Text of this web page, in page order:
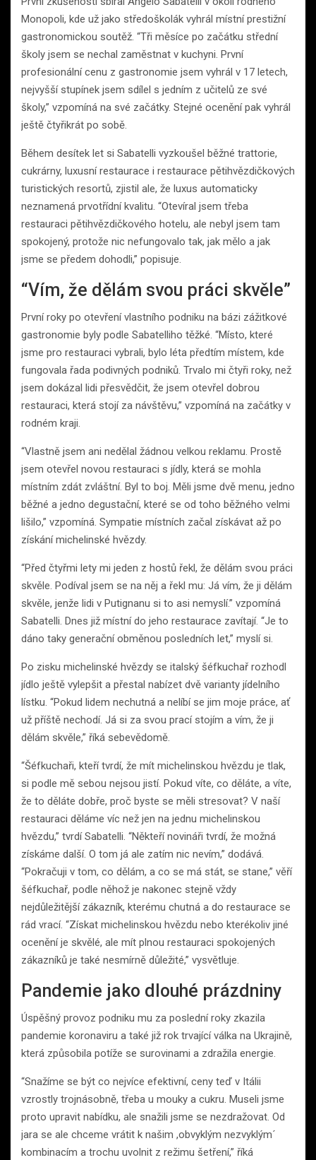
Monopoli, kde už jako středoškolák vyhrál místní prestižní
gastronomickou soutěž. “Tři měsíce po začátku střední
školy jsem se nechal zaměstnat v kuchyni. První
profesionální cenu z gastronomie jsem vyhrál v 17 letech,
nejvyšší stupínek jsem sdílel s jedním z učitelů ze své
školy,” vzpomíná na své začátky. Stejné ocenění pak vyhrál
ještě čtyřikrát po sobě.
Během desítek let si Sabatelli vyzkoušel běžné trattorie,
cukrárny, luxusní restaurace i restaurace pětihvězdičkových
turistických resortů, zjistil ale, že luxus automaticky
neznamená prvotřídní kvalitu. “Otevíral jsem třeba
restauraci pětihvězdičkového hotelu, ale nebyl jsem tam
spokojený, protože nic nefungovalo tak, jak mělo a jak
jsme se předem dohodli,” popisuje.
“Vím, že dělám svou práci skvěle”
První roky po otevření vlastního podniku na bázi zážitkové
gastronomie byly podle Sabatelliho těžké. “Místo, které
jsme pro restauraci vybrali, bylo léta předtím místem, kde
fungovala řada podivných podniků. Trvalo mi čtyři roky, než
jsem dokázal lidi přesvědčit, že jsem otevřel dobrou
restauraci, která stojí za návštěvu,” vzpomíná na začátky v
rodném kraji.
“Vlastně jsem ani nedělal žádnou velkou reklamu. Prostě
jsem otevřel novou restauraci s jídly, která se mohla
místním zdát zvláštní. Byl to boj. Měli jsme dvě menu, jedno
běžné a jedno degustační, které se od toho běžného velmi
lišilo,” vzpomíná. Sympatie místních začal získávat až po
získání michelinské hvězdy.
“Před čtyřmi lety mi jeden z hostů řekl, že dělám svou práci
skvěle. Podíval jsem se na něj a řekl mu: Já vím, že ji dělám
skvěle, jenže lidi v Putignanu si to asi nemyslí.” vzpomíná
Sabatelli. Dnes již místní do jeho restaurace zavítají. “Je to
dáno taky generační obměnou posledních let,” myslí si.
Po zisku michelinské hvězdy se italský šéfkuchař rozhodl
jídlo ještě vylepšit a přestal nabízet dvě varianty jídelního
lístku. “Pokud lidem nechutná a nelíbí se jim moje práce, ať
už příště nechodí. Já si za svou prací stojím a vím, že ji
dělám skvěle,” říká sebevědomě.
“Šéfkuchaři, kteří tvrdí, že mít michelinskou hvězdu je tlak,
si podle mě sebou nejsou jistí. Pokud víte, co děláte, a víte,
že to děláte dobře, proč byste se měli stresovat? V naší
restauraci děláme víc než jen na jednu michelinskou
hvězdu,” tvrdí Sabatelli. “Někteří novináři tvrdí, že možná
získáme další. O tom já ale zatím nic nevím,” dodává.
“Pokračuji v tom, co dělám, a co se má stát, se stane,” věří
šéfkuchař, podle něhož je nakonec stejně vždy
nejdůležitější zákazník, kterému chutná a do restaurace se
rád vrací. “Získat michelinskou hvězdu nebo kterékoliv jiné
ocenění je skvělé, ale mít plnou restauraci spokojených
zákazníků je také nesmírně důležité,” vysvětluje.
Pandemie jako dlouhé prázdniny
Úspěšný provoz podniku mu za poslední roky zkazila
pandemie koronaviru a také již rok trvající válka na Ukrajině,
která způsobila potíže se surovinami a zdražila energie.
“Snažíme se být co nejvíce efektivní, ceny teď v Itálii
vzrostly trojnásobně, třeba u mouky a cukru. Museli jsme
proto upravit nabídku, ale snažili jsme se nezdražovat. Od
jara se ale chceme vrátit k našim ,obvyklým nezvyklým´
kombinacím a trochu uvolnit z režimu šetření,” říká